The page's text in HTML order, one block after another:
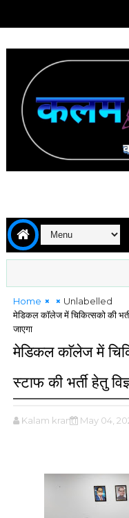
Home
Unlabelled
मेडिकल काॅलेज में चिकित्सको की भर्ती
जाएगा
मेडिकल काॅलेज में
स्टाफ की भर्ती हेतु
Kalam kranti May 04,